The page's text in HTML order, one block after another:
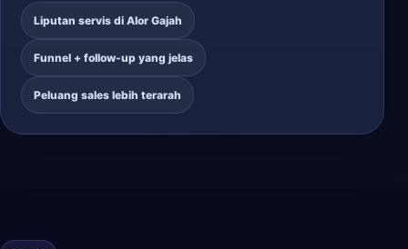
Liputan servis di Alor Gajah
Funnel + follow-up yang jelas
Peluang sales lebih terarah